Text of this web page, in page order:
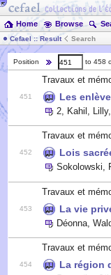
Home Browse
Cefael :: Result Search
Position to 458
Travaux et
451 Les
2 Kahil, Lilly,
Travaux et
452 Lois
Sokolowski,
Travaux et
453 La vie
Déonna,
Travaux et
454 La région